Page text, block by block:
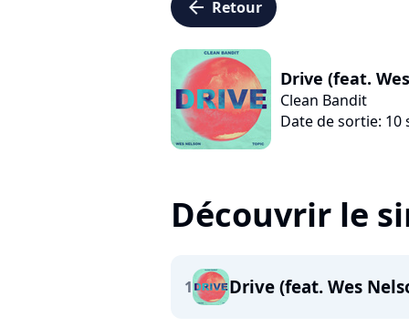
arrow_left Retour
Drive (feat.
Clean Bandit
Date de sortie: 10
Découvrir le
1 Drive (feat. Wes